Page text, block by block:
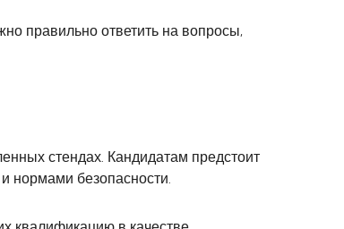
правильно ответить на вопросы,
стендах. Кандидатам предстоит
нормами безопасности.